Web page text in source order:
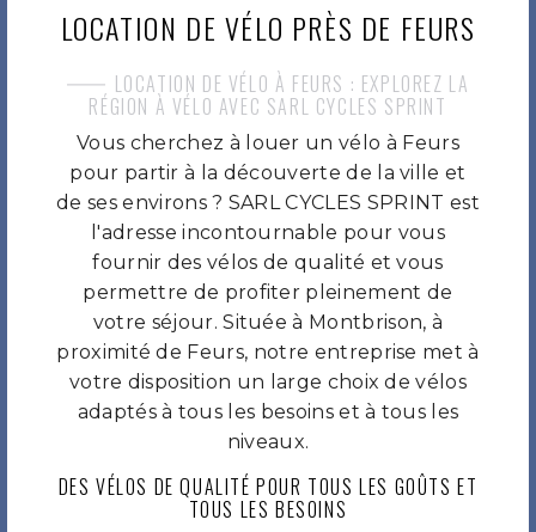
LOCATION DE VÉLO PRÈS DE FEURS
LOCATION DE VÉLO À FEURS : EXPLOREZ LA
RÉGION À VÉLO AVEC SARL CYCLES SPRINT
Vous cherchez à louer un vélo à Feurs
pour partir à la découverte de la ville et
de ses environs ? SARL CYCLES SPRINT est
l'adresse incontournable pour vous
fournir des vélos de qualité et vous
permettre de profiter pleinement de
votre séjour. Située à Montbrison, à
proximité de Feurs, notre entreprise met à
votre disposition un large choix de vélos
adaptés à tous les besoins et à tous les
niveaux.
DES VÉLOS DE QUALITÉ POUR TOUS LES GOÛTS ET
TOUS LES BESOINS